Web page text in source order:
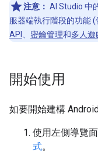
注意： AI Studio 中
服器端執行階段的功能 (
API
密鑰管理和多人遊
開始使用
如要開始建構
使用左側導覽
式。